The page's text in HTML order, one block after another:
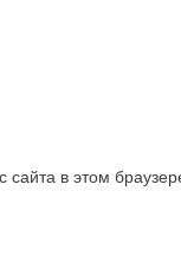
сайта в этом